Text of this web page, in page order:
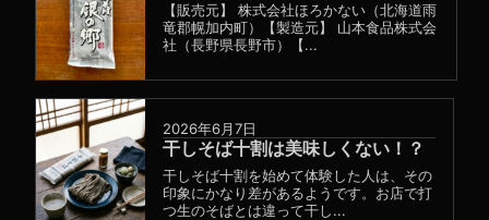
【販売元】 株式会社ほろかない（北海道雨
竜郡幌加内町）【製造元】 山本食品株式会
社（長野県長野市）【...
2026年6月7日
干しそば十割は美味しくない！？
干しそば十割を始めて体験した人は、その
印象にかなり差があるようです。お店で打
つ生のそばとは違って干し...